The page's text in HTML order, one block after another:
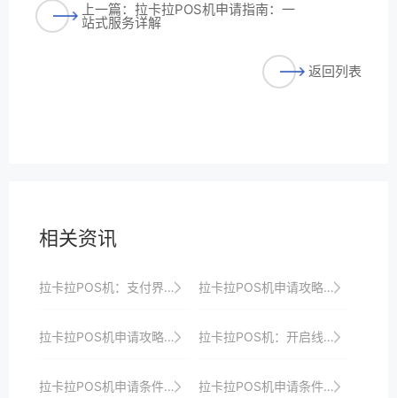
上一篇：拉卡拉POS机申请指南：一
站式服务详解
返回列表
相关资讯
拉卡拉POS机：支付界的“智能先锋” 拉卡拉POS机申请攻略：新手必看
拉卡拉POS机申请攻略：如何避免申请失败？ 拉卡拉POS机：开启线上线下融合支付新时代
拉卡拉POS机申请条件及审核时间详解 拉卡拉POS机申请条件：个体户与企业有何区别？